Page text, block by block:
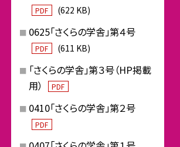
PDF (622 KB)
0625「さくらの学舎」第４号
PDF (611 KB)
「さくらの学舎」第３号（HP掲載
用）
PDF
0410「さくらの学舎」第２号
PDF